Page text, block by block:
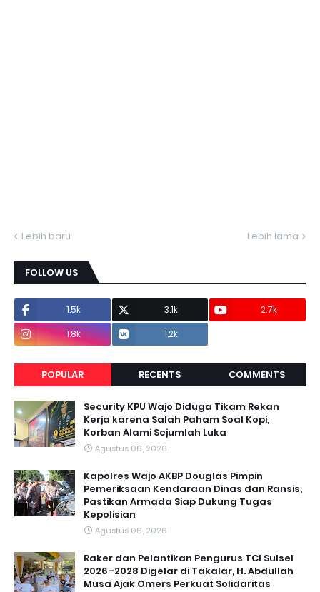
Lebih baru Lebih lama
FOLLOW US
1.5k 3.1k
2.7k
1.8k
1.2k
POPULAR RECENTS COMMENTS
Security KPU Wajo Diduga Tikam Rekan
Kerja karena Salah Paham Soal Kopi,
Korban Alami Sejumlah Luka
Agustus 06, 2026
Kapolres Wajo AKBP Douglas Pimpin
Pemeriksaan Kendaraan Dinas dan Ransis,
Pastikan Armada Siap Dukung Tugas
Kepolisian
Agustus 06, 2026
Raker dan Pelantikan Pengurus TCI Sulsel
2026–2028 Digelar di Takalar, H. Abdullah
Musa Ajak Omers Perkuat Solidaritas